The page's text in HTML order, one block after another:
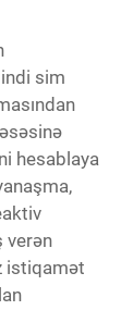
sim
hesablaya
verən
istiqamət